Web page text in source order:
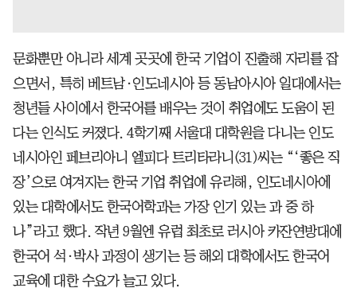
문화뿐만 아니라 세계 곳곳에 한국 기업이 진출해 자리를 잡
으면서, 특히 베트남·인도네시아 등 동남아시아 일대에서는
청년들 사이에서 한국어를 배우는 것이 취업에도 도움이 된
다는 인식도 커졌다. 4학기째 서울대 대학원을 다니는 인도
네시아인 페브리아니 엘피다 트리타라니(31)씨는 “‘좋은 직
장’으로 여겨지는 한국 기업 취업에 유리해, 인도네시아에
있는 대학에서도 한국어학과는 가장 인기 있는 과 중 하
나”라고 했다. 작년 9월엔 유럽 최초로 러시아 카잔연방대에
한국어 석·박사 과정이 생기는 등 해외 대학에서도 한국어
교육에 대한 수요가 늘고 있다.